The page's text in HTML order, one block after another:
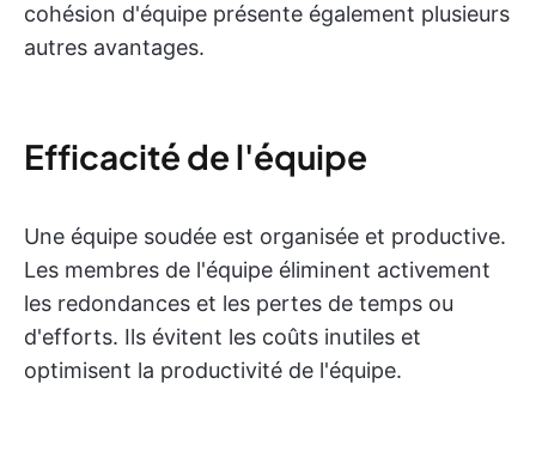
cohésion d'équipe présente également plusieurs
autres avantages.
Efficacité de l'équipe
Une équipe soudée est organisée et productive.
Les membres de l'équipe éliminent activement
les redondances et les pertes de temps ou
d'efforts. Ils évitent les coûts inutiles et
optimisent la productivité de l'équipe.